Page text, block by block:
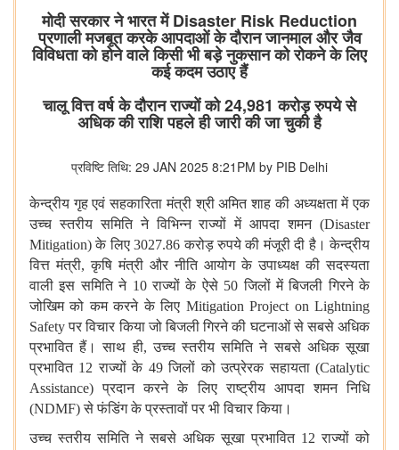
मोदी सरकार ने भारत में Disaster Risk Reduction
प्रणाली मजबूत करके आपदाओं के दौरान जानमाल और जैव
विविधता को होने वाले किसी भी बड़े नुकसान को रोकने के लिए
कई कदम उठाए हैं
चालू वित्त वर्ष के दौरान राज्यों को 24,981 करोड़ रुपये से
अधिक की राशि पहले ही जारी की जा चुकी है
प्रविष्टि तिथि: 29 JAN 2025 8:21PM by PIB Delhi
केन्द्रीय गृह एवं सहकारिता मंत्री श्री अमित शाह की अध्यक्षता में एक
उच्च स्तरीय समिति ने विभिन्न राज्यों में आपदा शमन(Disaster
Mitigation)के लिए3027.86करोड़ रुपये की मंजूरी दी है। केन्द्रीय
वित्त मंत्री,कृषि मंत्री और नीति आयोग के उपाध्यक्ष की सदस्यता
वाली इस समिति ने10राज्यों के ऐसे50जिलों में बिजली गिरने के
जोखिम को कम करने के लिए Mitigation Project on Lightning
Safetyपर विचार किया जो बिजली गिरने की घटनाओं से सबसे अधिक
प्रभावित हैं। साथ ही,उच्च स्तरीय समिति ने सबसे अधिक सूखा
प्रभावित12राज्यों के49जिलों को उत्प्रेरक सहायता(Catalytic
Assistance)प्रदान करने के लिए राष्ट्रीय आपदा शमन निधि
(NDMF)से फंडिंग के प्रस्तावों पर भी विचार किया।
उच्च स्तरीय समिति ने सबसे अधिक सूखा प्रभावित12राज्यों को